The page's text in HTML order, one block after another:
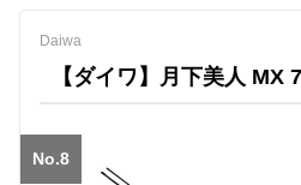
Daiwa
【ダイワ】月下美人 MX
No.8